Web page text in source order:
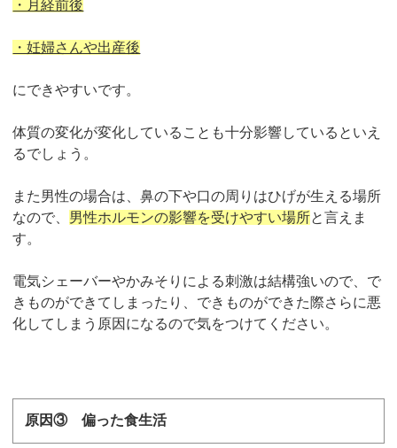
・月経前後
・妊婦さんや出産後
にできやすいです。
体質の変化が変化していることも十分影響しているといえ
るでしょう。
また男性の場合は、鼻の下や口の周りはひげが生える場所
なので、 男性ホルモンの影響を受けやすい場所と言えま
す。
電気シェーバーやかみそりによる刺激は結構強いので、で
きものができてしまったり、できものができた際さらに悪
化してしまう原因になるので気をつけてください。
原因③ 偏った食生活